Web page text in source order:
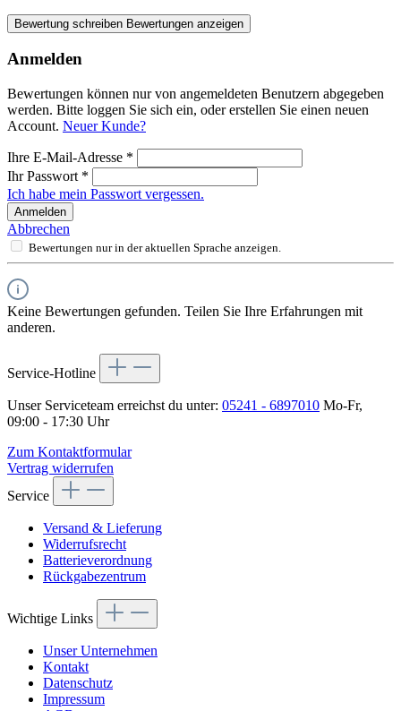
Bewertung schreiben Bewertungen anzeigen
Anmelden
Bewertungen können nur von angemeldeten Benutzern abgegeben
werden. Bitte loggen Sie sich ein, oder erstellen Sie einen neuen
Account. Neuer Kunde?
Ihre E-Mail-Adresse *
Ihr Passwort *
Ich habe mein Passwort vergessen.
Anmelden
Abbrechen
Bewertungen nur in der aktuellen Sprache anzeigen.
Keine Bewertungen gefunden. Teilen Sie Ihre Erfahrungen mit
anderen.
Service-Hotline
Unser Serviceteam erreichst du unter: 05241 - 6897010 Mo-Fr,
09:00 - 17:30 Uhr
Zum Kontaktformular
Vertrag widerrufen
Service
Versand & Lieferung
Widerrufsrecht
Batterieverordnung
Rückgabezentrum
Wichtige Links
Unser Unternehmen
Kontakt
Datenschutz
Impressum